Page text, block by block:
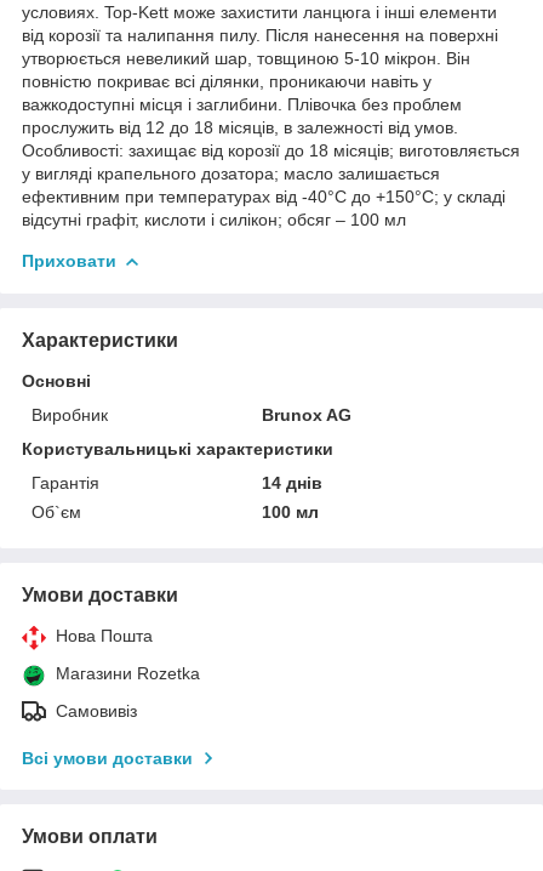
условиях. Top-Kett може захистити ланцюга і інші елементи
від корозії та налипання пилу. Після нанесення на поверхні
утворюється невеликий шар, товщиною 5-10 мікрон. Він
повністю покриває всі ділянки, проникаючи навіть у
важкодоступні місця і заглибини. Плівочка без проблем
прослужить від 12 до 18 місяців, в залежності від умов.
Особливості: захищає від корозії до 18 місяців; виготовляється
у вигляді крапельного дозатора; масло залишається
ефективним при температурах від -40°C до +150°C; у складі
відсутні графіт, кислоти і силікон; обсяг – 100 мл
Приховати
Характеристики
Основні
Виробник
Brunox AG
Користувальницькі характеристики
Гарантія
14 днів
Об`єм
100 мл
Умови доставки
Нова Пошта
Магазини Rozetka
Самовивіз
Всі умови доставки
Умови оплати